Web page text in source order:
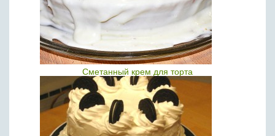
Сметанный крем для торта